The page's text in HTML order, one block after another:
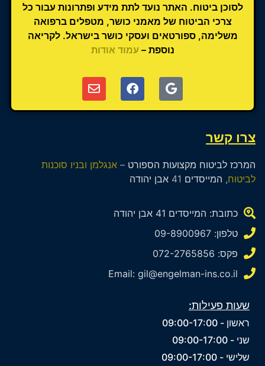
לסוכן ביטוח. האתר נועד לתת מידע ופתרונות עבור כל
צרכי הביטוח של מאמני כושר, מטפלים ברפואה
משלימה, ספורטאים ועסקי כושר בישראל. לקריאה
נוספת – עמוד אודות
צרו קשר
המרכז לביטוח מקצועות הספורט – אנגלמן ובניו סוכנות
לביטוח, המייסדים 41 אבן יהודה
כתובת: המייסדים 41 אבן יהודה
טלפון: 09-8900967
פקס: 072-2765856
Email: gil@engelman-ins.co.il
שעות פעילות:
ראשון - 09:00-17:00
שני - 09:00-17:00
שלישי - 09:00-17:00